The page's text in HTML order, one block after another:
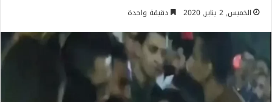
الخميس, 2 يناير, 2020 دقيقة واحدة